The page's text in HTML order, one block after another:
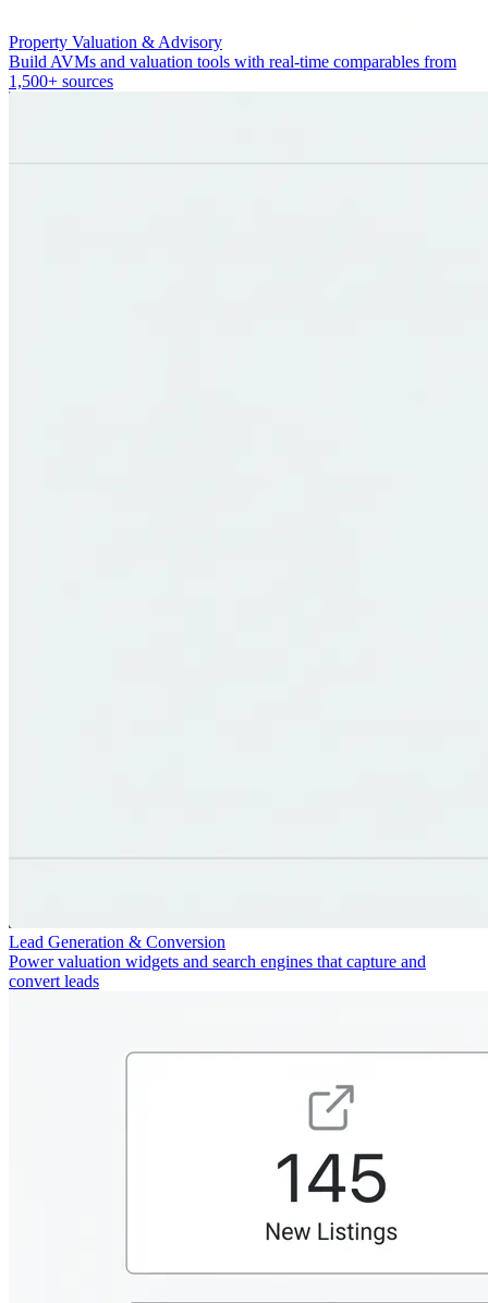
Property Valuation & Advisory
Build AVMs and valuation tools with real-time comparables from
1,500+ sources
Lead Generation & Conversion
Power valuation widgets and search engines that capture and
convert leads